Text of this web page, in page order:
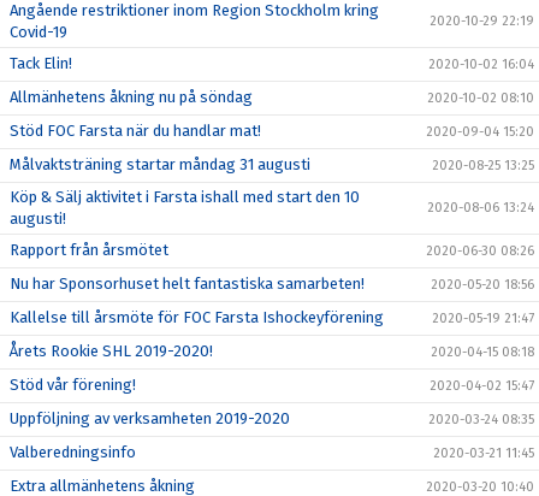
Angående restriktioner inom Region Stockholm kring
Covid-19
2020-10-29 22:19
Tack Elin! 2020-10-02 16:04
Allmänhetens åkning nu på söndag 2020-10-02 08:10
Stöd FOC Farsta när du handlar mat! 2020-09-04 15:20
Målvaktsträning startar måndag 31 augusti 2020-08-25 13:25
Köp & Sälj aktivitet i Farsta ishall med start den 10
augusti!
2020-08-06 13:24
Rapport från årsmötet 2020-06-30 08:26
Nu har Sponsorhuset helt fantastiska samarbeten! 2020-05-20 18:56
Kallelse till årsmöte för FOC Farsta Ishockeyförening 2020-05-19 21:47
Årets Rookie SHL 2019-2020! 2020-04-15 08:18
Stöd vår förening! 2020-04-02 15:47
Uppföljning av verksamheten 2019-2020 2020-03-24 08:35
Valberedningsinfo 2020-03-21 11:45
Extra allmänhetens åkning 2020-03-20 10:40